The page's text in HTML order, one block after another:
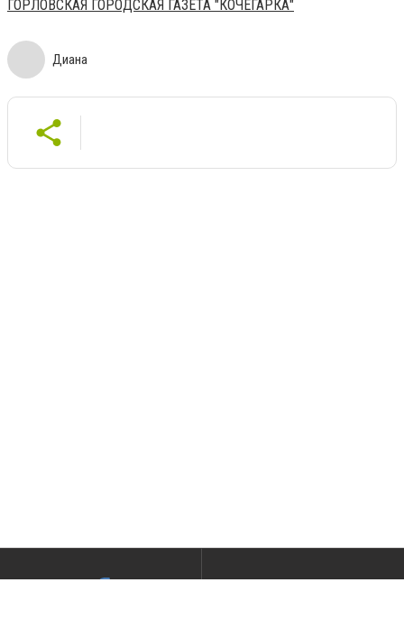
ГОРЛОВСКАЯ ГОРОДСКАЯ ГАЗЕТА "КОЧЕГАРКА"
Диана